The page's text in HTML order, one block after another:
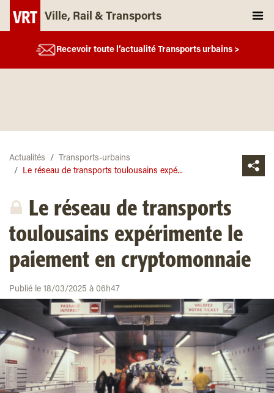
Ville, Rail & Transports
Recevoir toute l’actualité Transports urbains >
Actualités
Transports-urbains
Le réseau de transports toulousains expé...
Le réseau de transports
toulousains expérimente le
paiement en cryptomonnaie
Publié le 18/03/2025 à 06h47